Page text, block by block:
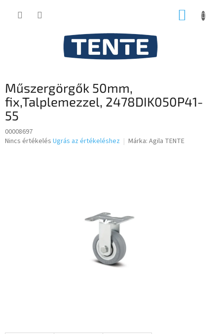
KOSÁR
Műszergörgők 50mm,
fix,Talplemezzel, 2478DIK050P41-
55
00008697
A
Nincs értékelés Ugrás az értékeléshez Márka: Agila TENTE